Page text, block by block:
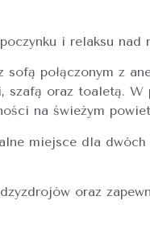
i relaksu nad
połączonym z
szafą oraz toaletą. W
na świeżym
miejsce dla dwóch
oraz